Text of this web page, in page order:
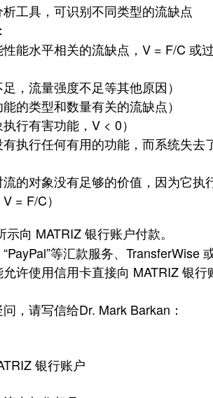
工具，可识别不同类型的流缺点
能水平相关的流缺点，V = F/C 或
，流量强度不足等其他原因）
的类型和数量有关的流缺点）
行有害功能，V < 0）
执行任何有用的功能，而系统失去
的对象没有足够的价值，因为它执
= F/C）
向 MATRIZ 银行账户付款。
等汇款服务、TransferWise
许使用信用卡直接向 MATRIZ 银行
，请写信给Dr. Mark Barkan：
账户